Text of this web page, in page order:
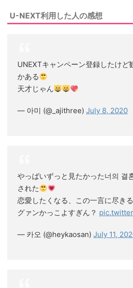
U-NEXT利用した人の感想
UNEXTキャンペーン登録したけど
かある
天才じゃん
— 아미 (@_ajithree) July 8, 2020
やっばいずっと見たかった너의 결
された
恋愛したくなる、この一言に尽き
グァンかっこよすぎん？
— 카오 (@heykaosan) July 11,